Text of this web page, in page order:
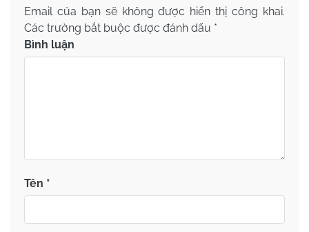
Email của bạn sẽ không được hiển thị công khai.
Các trường bắt buộc được đánh dấu *
Bình luận
Tên *